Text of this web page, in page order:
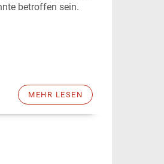
betroffen sein.
MEHR LESEN